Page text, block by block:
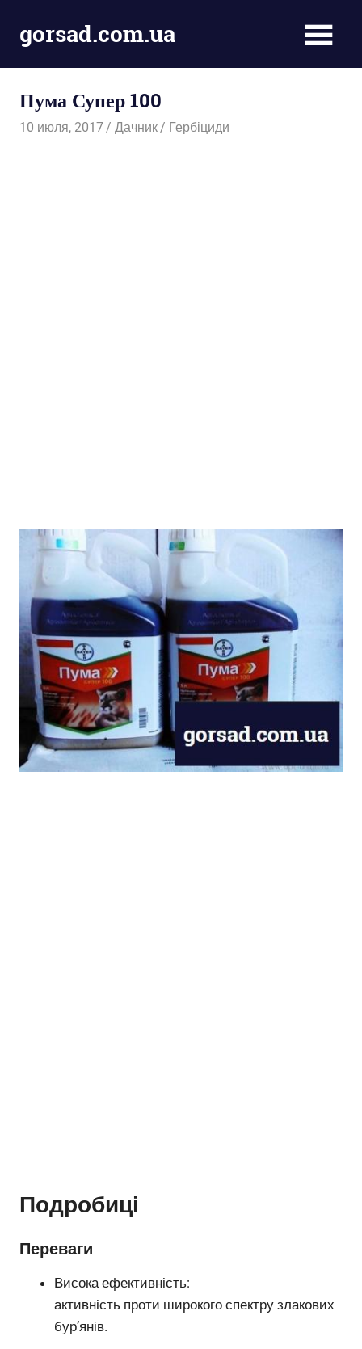
перейти
к
gorsad.com.ua
і
город
Пума Супер 100
10 июля, 2017 Дачник Гербіциди
Подробиці
Переваги
Висока ефективність:
активність проти широкого спектру злакових
бур’янів.